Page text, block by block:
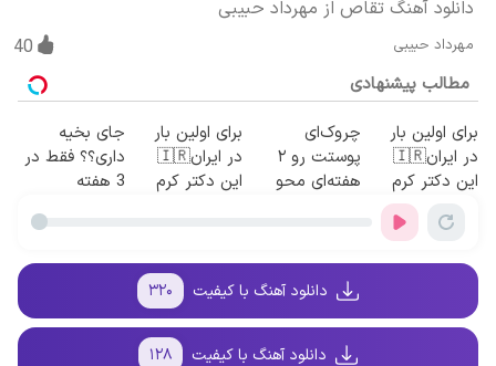
دانلود آهنگ تقاص از مهرداد حبیبی
مهرداد حبیبی 40
مطالب پیشنهادی
برای اولین بار
در ایران🇮🇷
این دکتر کرم
ترمیم کننده 23
روزه ساخت!
چروک‌ای
پوستت رو ۲
هفته‌ای محو
برای اولین بار
در ایران🇮🇷
این دکتر کرم
جای بخیه
داری؟؟ فقط در
3 هفته
دانلود آهنگ با کیفیت ۳۲۰
دانلود آهنگ با کیفیت ۱۲۸